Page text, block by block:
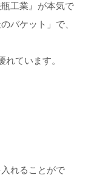
工業』が本気で
バケット」で、
れています。
れることがで